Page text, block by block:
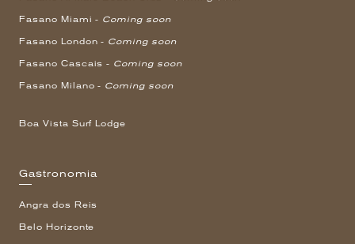
Fasano Miami - Coming soon
Fasano London - Coming soon
Fasano Cascais - Coming soon
Fasano Milano - Coming soon
Boa Vista Surf Lodge
Gastronomia
Angra dos Reis
Belo Horizonte